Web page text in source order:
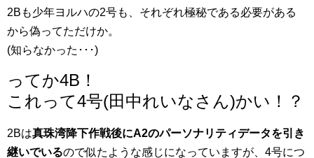
2Bも少年ヨルハの2号も、それぞれ極秘である必要がある
から偽ってただけか。
(知らなかった･･･)
ってか4B！
これって4号(田中れいなさん)かい！？
2Bは真珠湾降下作戦後にA2のパーソナリティデータを引き
継いでいるので似たような感じになっていますが、4号につ